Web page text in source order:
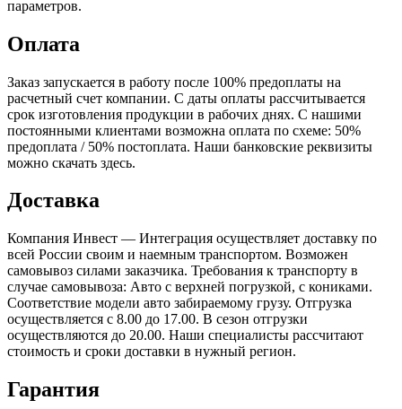
параметров.
Оплата
Заказ запускается в работу после 100% предоплаты на
расчетный счет компании. С даты оплаты рассчитывается
срок изготовления продукции в рабочих днях. С нашими
постоянными клиентами возможна оплата по схеме: 50%
предоплата / 50% постоплата. Наши банковские реквизиты
можно скачать здесь.
Доставка
Компания Инвест — Интеграция осуществляет доставку по
всей России своим и наемным транспортом. Возможен
самовывоз силами заказчика. Требования к транспорту в
случае самовывоза: Авто с верхней погрузкой, с кониками.
Соответствие модели авто забираемому грузу. Отгрузка
осуществляется с 8.00 до 17.00. В сезон отгрузки
осуществляются до 20.00. Наши специалисты рассчитают
стоимость и сроки доставки в нужный регион.
Гарантия